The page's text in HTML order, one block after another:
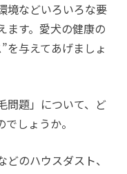
境などいろいろな要
ます。愛犬の健康の
を与えてあげましょ
問題」について、ど
しょうか。
どのハウスダスト、